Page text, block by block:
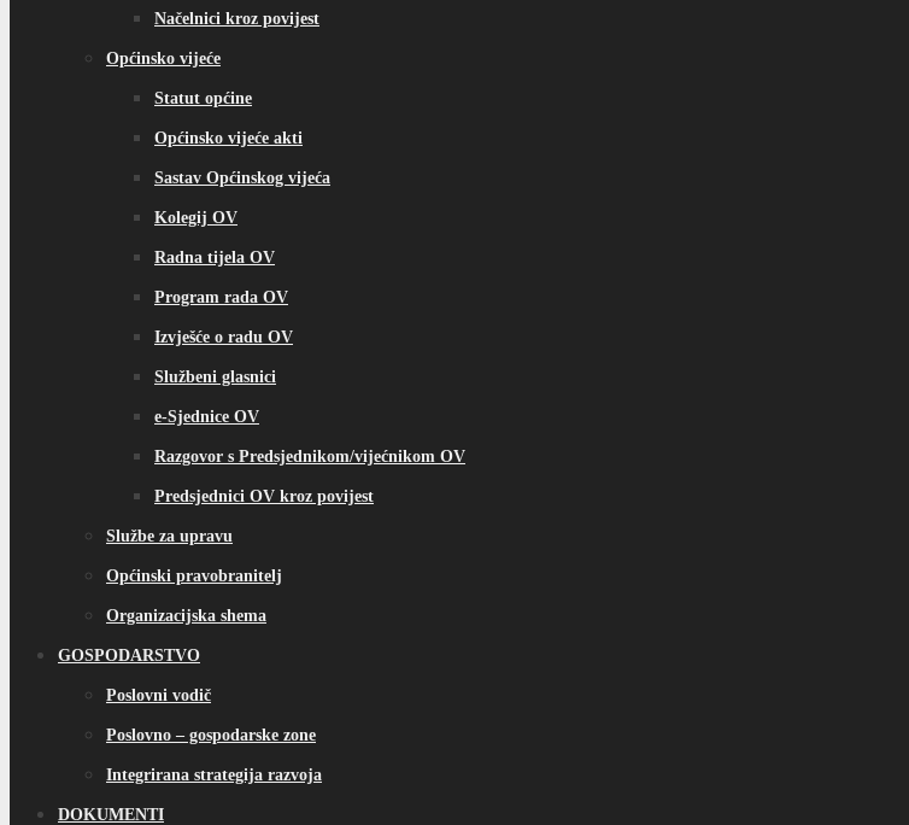
Načelnici kroz povijest
Općinsko vijeće
Statut općine
Općinsko vijeće akti
Sastav Općinskog vijeća
Kolegij OV
Radna tijela OV
Program rada OV
Izvješće o radu OV
Službeni glasnici
e-Sjednice OV
Razgovor s Predsjednikom/vijećnikom OV
Predsjednici OV kroz povijest
Službe za upravu
Općinski pravobranitelj
Organizacijska shema
GOSPODARSTVO
Poslovni vodič
Poslovno – gospodarske zone
Integrirana strategija razvoja
DOKUMENTI